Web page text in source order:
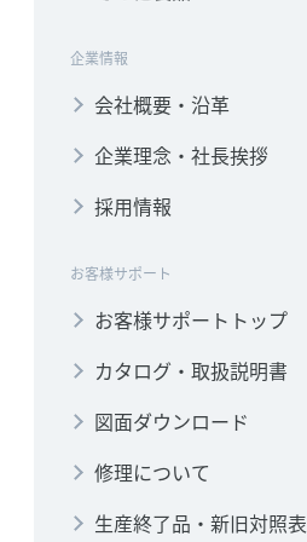
企業情報
会社概要・沿革
企業理念・社長挨拶
採用情報
お客様サポート
お客様サポートトップ
カタログ・取扱説明書
図面ダウンロード
修理について
生産終了品・新旧対照表